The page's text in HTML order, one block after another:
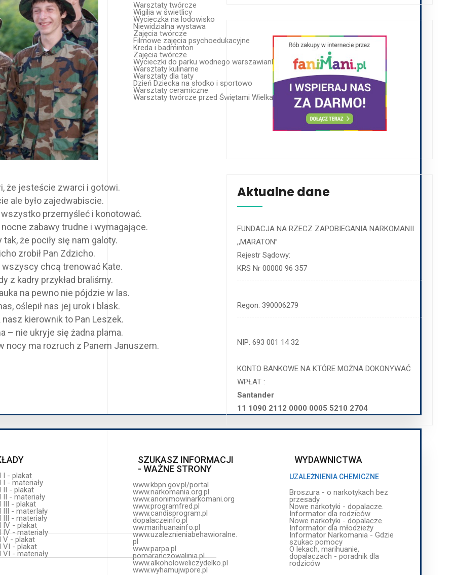
Warsztaty twórcze
Wigilia w świetlicy
Wycieczka na lodowisko
Niewidzialna wystawa
Zajęcia twórcze
Filmowe zajęcia psychoedukacyjne
Kreda i badminton
Zajęcia twórcze
Wycieczki do parku wodnego warszawianka
Warsztaty kulinarne
Warsztaty dla taty
Dzień Dziecka na słodko i sportowo
Warsztaty ceramiczne
Warsztaty twórcze przed Świętami Wielkanocnymi
I - plakat
I - materiały
II - plakat
II - materiały
III - plakat
III - materIały
III - materiały
IV - plakat
IV - materiały
V - plakat
VI - plakat
VI - materiały
SZUKASZ INFORMACJI
- WAŻNE STRONY
www.kbpn.gov.pl/portal
www.narkomania.org.pl
www.anonimowinarkomani.org
www.programfred.pl
www.candisprogram.pl
dopalaczeinfo.pl
ww.marihuanainfo.pl
www.uzaleznieniabehawioralne.
pl
www.parpa.pl
pomaranczowalinia.pl
www.alkoholoweliczydelko.pl
www.wyhamujwpore.pl
WYDAWNICTWA
UZALEŻNIENIA CHEMICZNE
Broszura - o narkotykach bez
przesady
Nowe narkotyki - dopalacze.
Informator dla rodziców
Nowe narkotyki - dopalacze.
Informator dla młodzieży
Informator Narkomania - Gdzie
szukac pomocy
O lekach, marihuanie,
dopalaczach - poradnik dla
rodziców
I - plakat
II - plakat
II - materiały
VI - plakat
pl
pomaranczowalinia.pl
Broszura - o narkotykach bez
przesady
Informator Narkomania - Gdzie
szukac pomocy
dopalaczach - poradnik dla
Przewodnik dla rodziców -
Uzależnienia behawioralne
przyczyny uzależnień, sposoby
zaradcze i pomoc
Uzależnienia behawioralne -
rodzaje oraz skala zjawisk a
sygnały ostrzegawcze i skutki
Niebezpieczny komputer
Dzieci konsoli - okładka
że jesteście zwarci i gotowi.
ale było zajedwabiscie.
przemyśleć i konotować.
zabawy trudne i wymagające.
że pociły się nam galoty.
zrobił Pan Zdzicho.
wszyscy chcą trenować Kate.
z kadry przykład braliśmy.
na pewno nie pójdzie w las.
oślepił nas jej urok i blask.
kierownik to Pan Leszek.
– nie ukryje się żadna plama.
nocy ma rozruch z Panem Januszem.
Aktualne dane
FUNDACJA NA RZECZ ZAPOBIEGANIA NARKOMANII
,,MARATON’’
Rejestr Sądowy:
KRS Nr 00000 96 357
Regon: 390006279
NIP: 693 001 14 32
KONTO BANKOWE NA KTÓRE MOŻNA DOKONYWAĆ
WPŁAT :
Santander
11 1090 2112 0000 0005 5210 2704